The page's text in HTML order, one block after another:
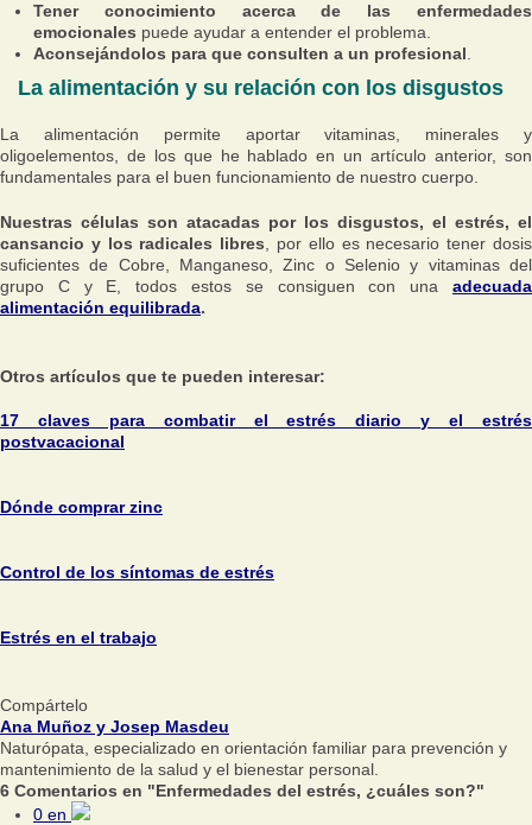
Tener conocimiento acerca de las enfermedades
emocionales puede ayudar a entender el problema.
Aconsejándolos para que consulten a un profesional
La alimentación y su relación con los disgustos
La alimentación permite aportar vitaminas, minerales y
oligoelementos, de los que he hablado en un artículo anterior, son
fundamentales para el buen funcionamiento de nuestro cuerpo.
Nuestras células son atacadas por los disgustos, el estrés, el
cansancio y los radicales libres , por ello es necesario tener dosis
suficientes de Cobre, Manganeso, Zinc o Selenio y vitaminas del
grupo C y E, todos estos se consiguen con una adecuada
alimentación equilibrada.
Otros artículos que te pueden interesar:
17 claves para combatir el estrés diario y el estrés
postvacacional
Dónde comprar zinc
Control de los síntomas de estrés
Estrés en el trabajo
Compártelo
Ana Muñoz y Josep Masdeu
Naturópata, especializado en orientación familiar para prevención y
mantenimiento de la salud y el bienestar personal.
6 Comentarios en "Enfermedades del estrés, ¿cuáles son?"
0 en